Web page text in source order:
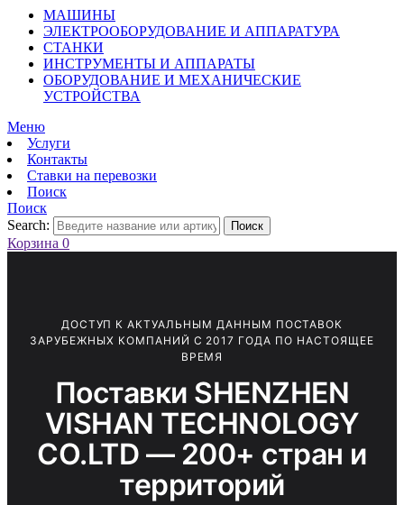
МАШИНЫ
ЭЛЕКТРООБОРУДОВАНИЕ И АППАРАТУРА
СТАНКИ
ИНСТРУМЕНТЫ И АППАРАТЫ
ОБОРУДОВАНИЕ И МЕХАНИЧЕСКИЕ
УСТРОЙСТВА
Меню
Услуги
Контакты
Ставки на перевозки
Поиск
Поиск
Search:
Поиск
Корзина 0
ДОСТУП К АКТУАЛЬНЫМ ДАННЫМ ПОСТАВОК
ЗАРУБЕЖНЫХ КОМПАНИЙ С 2017 ГОДА ПО НАСТОЯЩЕЕ
ВРЕМЯ
Поставки SHENZHEN
VISHAN TECHNOLOGY
CO.LTD — 200+ стран и
территорий